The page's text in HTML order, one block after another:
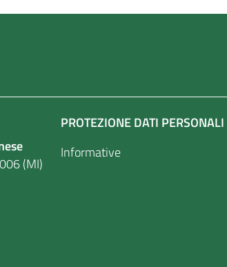
(MI)
PROTEZIONE DATI PERSONALI
Informative